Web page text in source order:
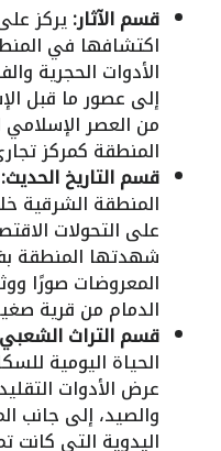
قسم الآثار:يركز
اكتشافها في
الأدوات الحجرية
إلى عصور ما قبل
من العصر
المنطقة كمركز
قسم التاريخ الحديث:
المنطقة الشرقية
على التحولات
شهدتها المنطقة
المعروضات صورًا
الدمام من قرية
قسم التراث
الحياة اليومية
عرض الأدوات
والصيد، إلى جانب
اليدوية التي